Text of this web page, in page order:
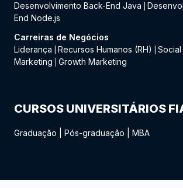
Desenvolvimento Back-End Java
End Node.js
Carreiras de Negócios
Liderança
Recursos Humanos (RH)
Marketing
Growth Marketing
CURSOS UNIVERSITÁRIOS
Graduação Pós-graduação MBA